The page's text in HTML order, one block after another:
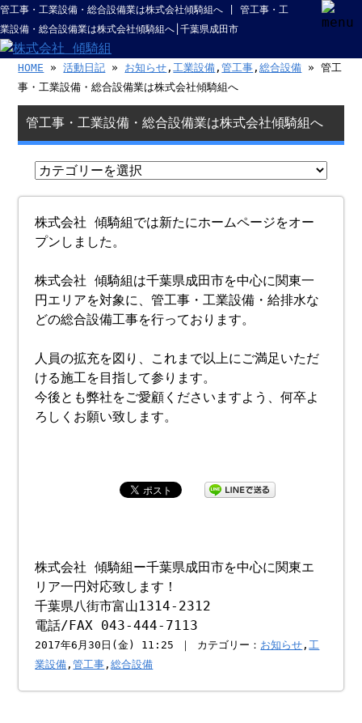
管工事・工業設備・総合設備業は株式会社傾騎組へ | 管工事・工
業設備・総合設備業は株式会社傾騎組へ│千葉県成田市
HOME »活動日記 » お知らせ ,工業設備 ,管工事 ,総合設備 » 管工
事・工業設備・総合設備業は株式会社傾騎組へ
管工事・工業設備・総合設備業は株式会社傾騎組へ
株式会社 傾騎組では新たにホームページをオー
プンしました。
株式会社 傾騎組は千葉県成田市を中心に関東一
円エリアを対象に、管工事・工業設備・給排水な
どの総合設備工事を行っております。
人員の拡充を図り、これまで以上にご満足いただ
ける施工を目指して参ります。
今後とも弊社をご愛顧くださいますよう、何卒よ
ろしくお願い致します。
株式会社 傾騎組ー千葉県成田市を中心に関東エ
リア一円対応致します！
千葉県八街市富山1314-2312
電話/FAX 043-444-7113
2017年6月30日(金) 11:25 ｜ カテゴリー： お知らせ ,工
業設備 ,管工事 ,総合設備